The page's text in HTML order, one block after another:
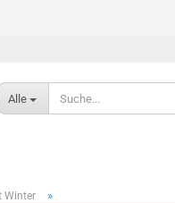
Alle
Winter »